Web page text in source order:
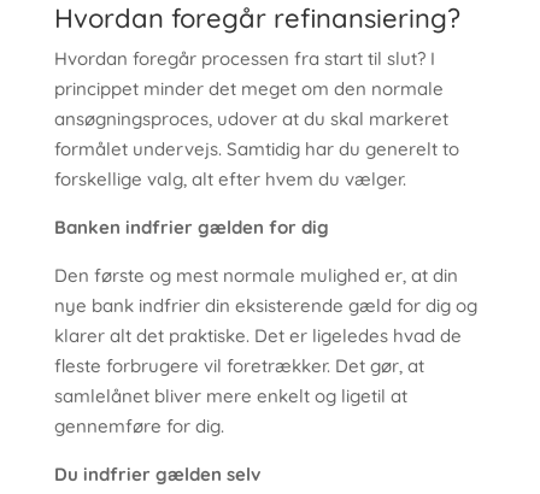
Hvordan foregår refinansiering?
Hvordan foregår processen fra start til slut? I
princippet minder det meget om den normale
ansøgningsproces, udover at du skal markeret
formålet undervejs. Samtidig har du generelt to
forskellige valg, alt efter hvem du vælger.
Banken indfrier gælden for dig
Den første og mest normale mulighed er, at din
nye bank indfrier din eksisterende gæld for dig og
klarer alt det praktiske. Det er ligeledes hvad de
fleste forbrugere vil foretrækker. Det gør, at
samlelånet bliver mere enkelt og ligetil at
gennemføre for dig.
Du indfrier gælden selv